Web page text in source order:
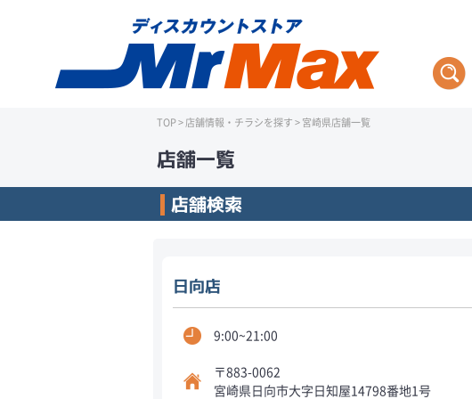
TOP>店舗情報・チラシを探す>宮崎県店舗一覧
店舗一覧
店舗検索
日向店
9:00~21:00
〒883-0062
宮崎県日向市大字日知屋14798番地1号